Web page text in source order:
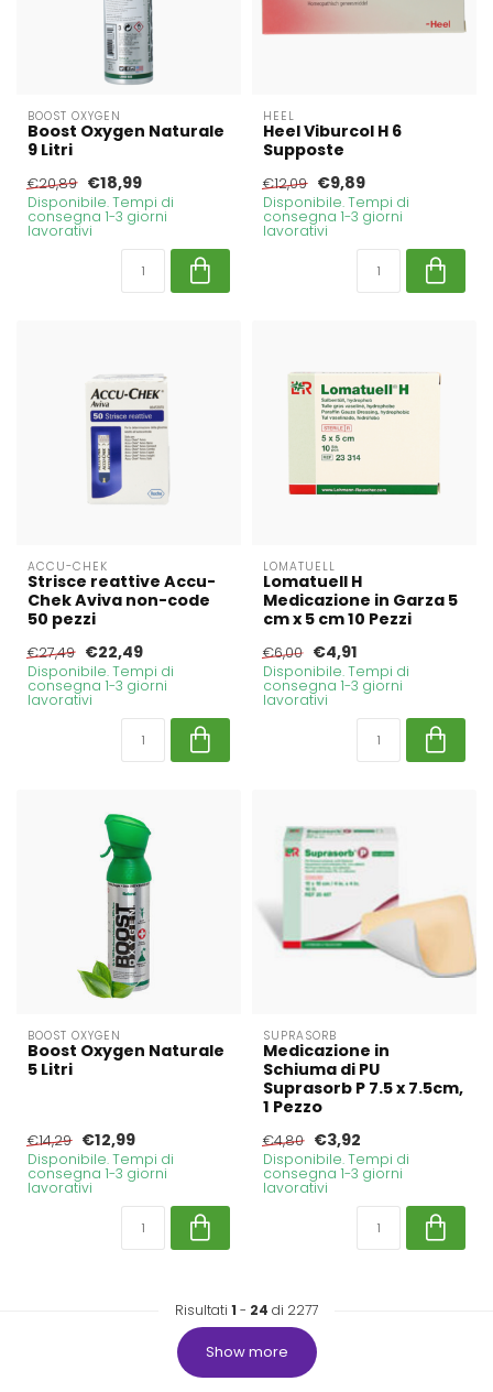
BOOST OXYGEN
Boost Oxygen Naturale
9 Litri
€20,89 €18,99
Disponibile. Tempi di
consegna 1-3 giorni
lavorativi
HEEL
Heel Viburcol H 6
Supposte
€12,09 €9,89
Disponibile. Tempi di
consegna 1-3 giorni
lavorativi
ACCU-CHEK
Strisce reattive Accu-
Chek Aviva non-code
50 pezzi
€27,49 €22,49
Disponibile. Tempi di
consegna 1-3 giorni
lavorativi
LOMATUELL
Lomatuell H
Medicazione in Garza 5
cm x 5 cm 10 Pezzi
€6,00 €4,91
Disponibile. Tempi di
consegna 1-3 giorni
lavorativi
BOOST OXYGEN
Boost Oxygen Naturale
5 Litri
€14,29 €12,99
Disponibile. Tempi di
consegna 1-3 giorni
lavorativi
SUPRASORB
Medicazione in
Schiuma di PU
Suprasorb P 7.5 x 7.5cm,
1 Pezzo
€4,80 €3,92
Disponibile. Tempi di
consegna 1-3 giorni
lavorativi
Risultati 1 - 24 di 2277
Show more